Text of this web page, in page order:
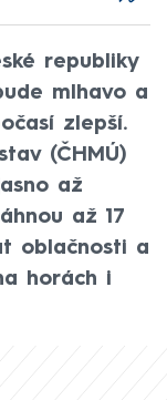
republiky
mlhavo a
zlepší.
(ČHMÚ)
až
až 17
oblačnosti a
horách i